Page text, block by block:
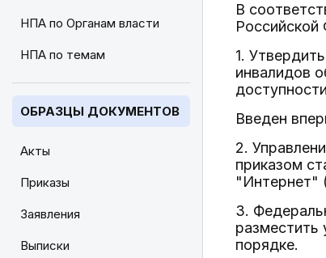
НПА по Органам власти
НПА по темам
ОБРАЗЦЫ ДОКУМЕНТОВ
Акты
Приказы
Заявления
Выписки
В
1.
инвалидов
Введен
2.
приказом
"Интернет"
3.
разместить
порядке.